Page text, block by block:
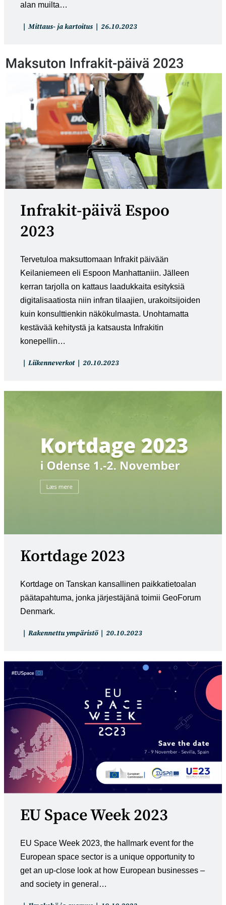
alan muilta…
Artikkelin
Mittaus- ja kartoitus
Artikkeli
26.10.2023
Infrakit-päivä Espoo
2023
Tervetuloa maksuttomaan Infrakit päivään
Keilaniemeen eli Espoon Manhattaniin. Jälleen
kerran tarjolla on kattaus laadukkaita esityksiä
digitalisaatiosta niin infran tilaajien, urakoitsijoiden
kuin konsulttienkin näkökulmasta. Unohtamatta
kestävää kehitystä ja katsausta Infrakitin
konepellin…
Artikkelin
Liikenneverkot
Artikkeli
20.10.2023
Kortdage 2023
Kortdage on Tanskan kansallinen paikkatietoalan
päätapahtuma, jonka järjestäjänä toimii GeoForum
Denmark.
Artikkelin
Rakennettu ympäristö
Artikkeli
20.10.2023
EU Space Week 2023
EU Space Week 2023, the hallmark event for the
European space sector is a unique opportunity to
get an up-close look at how European businesses –
and society in general…